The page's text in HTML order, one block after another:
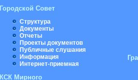
Городской Совет
Структура
Документы
Отчеты
Проекты документов
Публичные слушания
Информация
Интернет-приемная
КСК Мирного